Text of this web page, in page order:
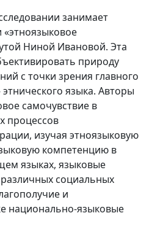
занимает
«этноязыковое
Ниной Ивановой. Эта
природу
с точки зрения главного
языка. Авторы
самочувствие в
процессов
изучая этноязыковую
компетенцию в
языках, языковые
социальных
и
национально-языковые